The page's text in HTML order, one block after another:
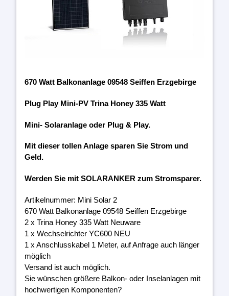
670 Watt Balkonanlage 09548 Seiffen Erzgebirge
Plug Play Mini-PV Trina Honey 335 Watt
Mini- Solaranlage oder Plug & Play.
Mit dieser tollen Anlage sparen Sie Strom und
Geld.
Werden Sie mit SOLARANKER zum Stromsparer.
Artikelnummer: Mini Solar 2
670 Watt Balkonanlage 09548 Seiffen Erzgebirge
2 x Trina Honey 335 Watt Neuware
1 x Wechselrichter YC600 NEU
1 x Anschlusskabel 1 Meter, auf Anfrage auch länger
möglich
Versand ist auch möglich.
Sie wünschen größere Balkon- oder Inselanlagen mit
hochwertigen Komponenten?